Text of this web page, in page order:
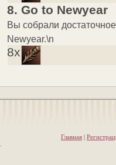
8. Go to Newyear
Вы собрали
Newyear.\n
8x
Главная |